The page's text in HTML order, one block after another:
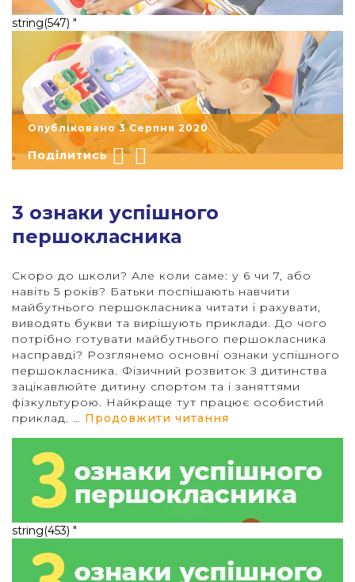
string(547) "
"
Опубліковано 3 Серпня 2020
Поділитись
3 ознаки успішного
першокласника
Скоро до школи? Але коли саме: у 6 чи 7, або
навіть 5 років? Батьки поспішають навчити
майбутнього першокласника читати і рахувати,
виводять букви та вирішують приклади. До чого
потрібно готувати майбутнього першокласника
насправді? Розглянемо основні ознаки успішного
першокласника. Фізичний розвиток З дитинства
зацікавлюйте дитину спортом та і заняттями
фізкультурою. Найкраще тут працює особистий
приклад. … Продовжити читання
string(453) "